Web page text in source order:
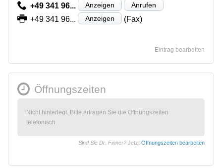
+49 341 96... Anzeigen Anrufen
+49 341 96... Anzeigen (Fax)
Eintrag bearbeiten
Öffnungszeiten
Nicht hinterlegt. Bitte erfragen Sie die Öffnungszeiten
telefonisch.
Sind Sie Dr. Finner? Jetzt Öffnungszeiten bearbeiten